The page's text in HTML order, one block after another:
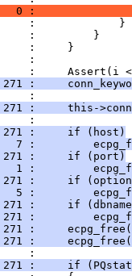
0 :
:             }
:         }
:     }
:
:     Assert(i
271 :
:
271 :     this-
:
:     if (host)
7 :
:     if (port)
1 :
271 :     if
5 :
271 :     if
271 :
271 :
271 :
:
271 :     if